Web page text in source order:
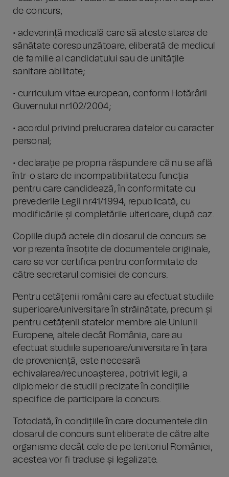
de concurs;
• adeverință medicală care să ateste starea de
sănătate corespunzătoare, eliberată de medicul
de familie al candidatului sau de unitățile
sanitare abilitate;
• curriculum vitae european, conform Hotărârii
Guvernului nr.102/2004;
• acordul privind prelucrarea datelor cu caracter
personal;
• declarație pe propria răspundere că nu se află
într-o stare de incompatibilitatecu funcția
pentru care candidează, în conformitate cu
prevederile Legii nr.41/1994, republicată, cu
modificările și completările ulterioare, după caz.
Copiile după actele din dosarul de concurs se
vor prezenta însoțite de documentele originale,
care se vor certifica pentru conformitate de
către secretarul comisiei de concurs.
Pentru cetățenii români care au efectuat studiile
superioare/universitare în străinătate, precum și
pentru cetățenii statelor membre ale Uniunii
Europene, altele decât România, care au
efectuat studiile superioare/universitare în țara
de proveniență, este necesară
echivalarea/recunoașterea, potrivit legii, a
diplomelor de studii precizate în condițiile
specifice de participare la concurs.
Totodată, în condițiile în care documentele din
dosarul de concurs sunt eliberate de către alte
organisme decât cele de pe teritoriul României,
acestea vor fi traduse și legalizate.